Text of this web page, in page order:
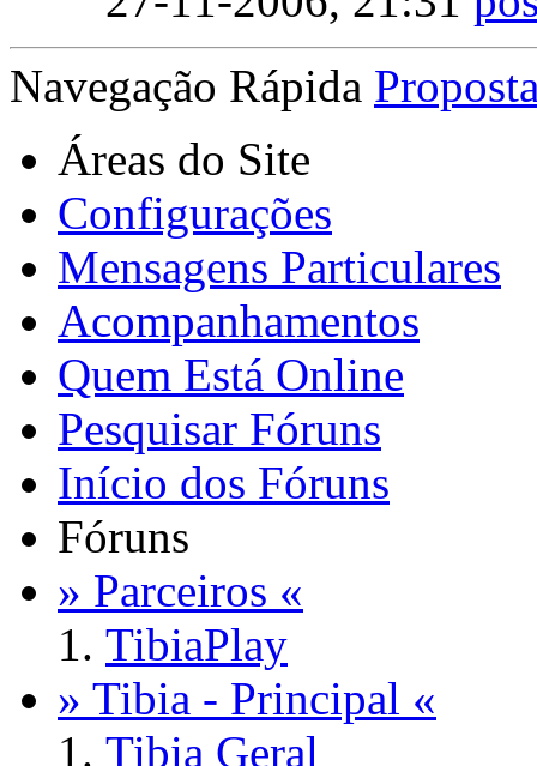
Navegação Rápida
Áreas do Site
Configurações
Mensagens Particulares
Acompanhamentos
Quem Está Online
Pesquisar Fóruns
Início dos Fóruns
Fóruns
» Parceiros «
TibiaPlay
» Tibia - Principal «
Tibia Geral